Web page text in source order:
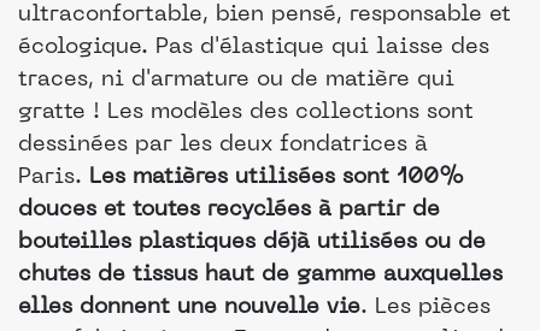
ultraconfortable, bien pensé, responsable et
écologique. Pas d'élastique qui laisse des
traces, ni d'armature ou de matière qui
gratte ! Les modèles des collections sont
dessinées par les deux fondatrices à
Paris. Les matières utilisées sont 100%
douces et toutes recyclées à partir de
bouteilles plastiques déjà utilisées ou de
chutes de tissus haut de gamme auxquelles
elles donnent une nouvelle vie. Les pièces